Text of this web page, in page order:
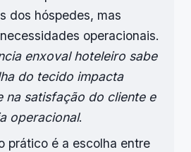
dos hóspedes, mas
operacionais.
enxoval hoteleiro sabe
do tecido impacta
na satisfação do cliente e
operacional.
prático é a escolha entre